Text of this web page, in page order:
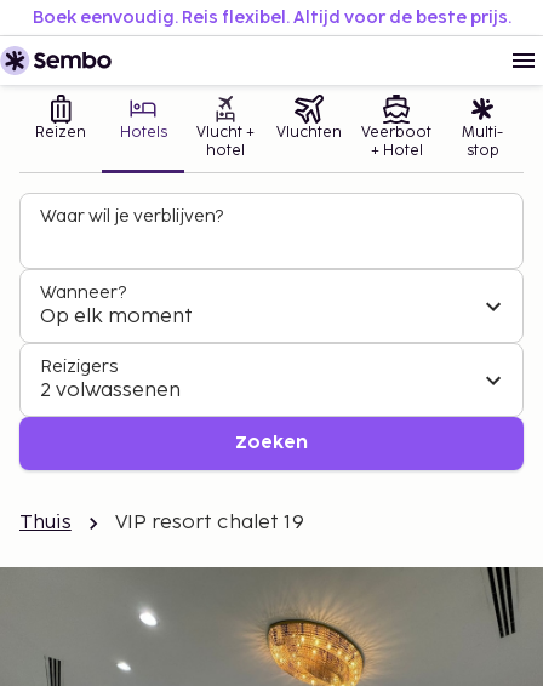
Boek eenvoudig. Reis flexibel. Altijd voor de beste prijs.
Reizen Hotels
Vlucht +
hotel
Vluchten
Veerboot
+ Hotel
Multi-
stop
Waar wil je verblijven?
Wanneer?
Op elk moment
Reizigers
2 volwassenen
Zoeken
Thuis VIP resort chalet 19